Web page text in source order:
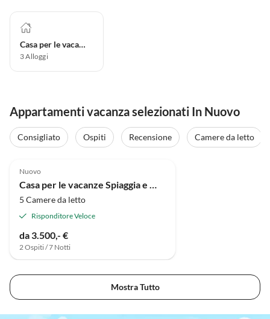
Casa per le vacanze
3Alloggi
Appartamenti vacanza selezionati In Nuovo
Consigliato Ospiti Recensione Camere da letto
Nuovo
5 Camere da letto
Risponditore Veloce
da 3.500,- €
2 Ospiti / 7 Notti
Mostra Tutto